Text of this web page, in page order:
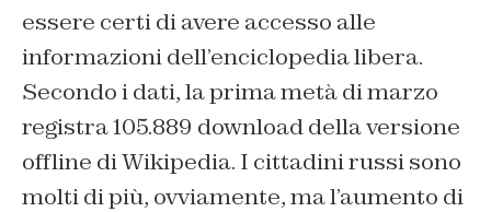
essere certi di avere accesso alle
informazioni dell’enciclopedia libera.
Secondo i dati, la prima metà di marzo
registra 105.889 download della versione
offline di Wikipedia. I cittadini russi sono
molti di più, ovviamente, ma l’aumento di